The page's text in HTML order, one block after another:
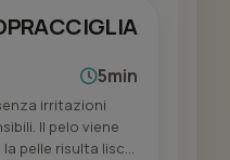
5min
irritazioni
Il pelo viene
pelle risulta liscia